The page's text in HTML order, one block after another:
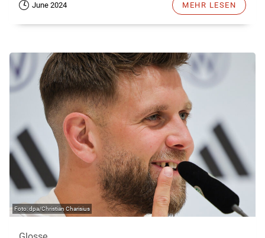
June 2024 MEHR LESEN
dpa/Christian Charisius